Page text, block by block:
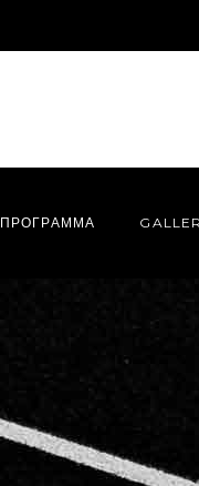
ΠΡΌΓΡΑΜΜΑ